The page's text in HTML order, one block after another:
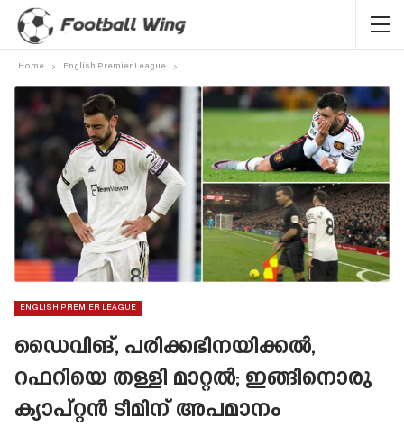
Home English Premier League
ENGLISH PREMIER LEAGUE
ഡൈവിങ്, പരിക്കഭിനയിക്കൽ,
റഫറിയെ തള്ളി മാറ്റൽ; ഇങ്ങിനൊരു
ക്യാപ്റ്റൻ ടീമിന് അപമാനം